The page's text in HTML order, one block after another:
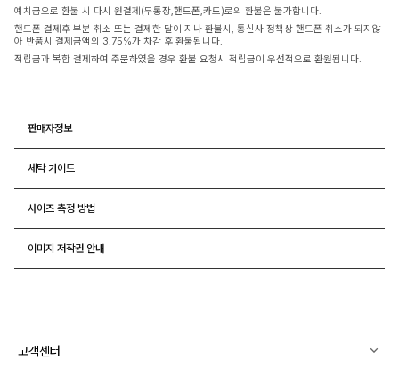
예치금으로 환불 시 다시 원결제(무통장,핸드폰,카드)로의 환불은 불가합니다.
핸드폰 결제후 부분 취소 또는 결제한 달이 지나 환불시, 통신사 정책상 핸드폰 취소가 되지않
아 반품시 결제금액의 3.75%가 차감 후 환불됩니다.
적립금과 복합 결제하여 주문하였을 경우 환불 요청시 적립금이 우선적으로 환원됩니다.
판매자정보
세탁 가이드
사이즈 측정 방법
이미지 저작권 안내
고객센터